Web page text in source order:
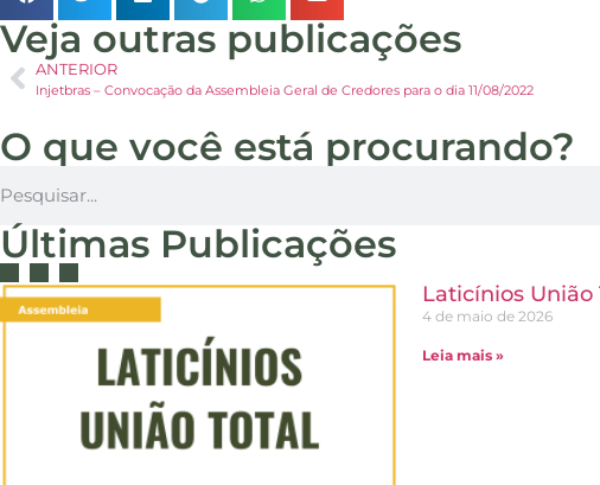
Veja outras publicações
ANTERIOR
Injetbras – Convocação da Assembleia Geral de Credores para o dia 11/08/2022
O que você está procurando?
Últimas Publicações
Laticínios União
4 de maio de 2026
Leia mais »